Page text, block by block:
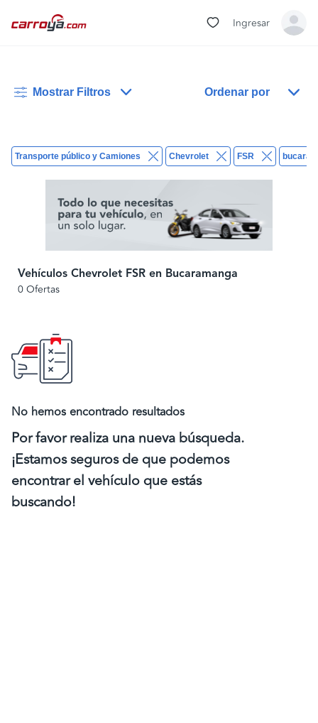
Ingresar
Mostrar Filtros Ordenar por
Transporte público y Camiones Chevrolet FSR
Vehículos Chevrolet FSR en Bucaramanga
0 Ofertas
No hemos encontrado resultados
Por favor realiza una nueva búsqueda.
¡Estamos seguros de que podemos
encontrar el vehículo que estás
buscando!